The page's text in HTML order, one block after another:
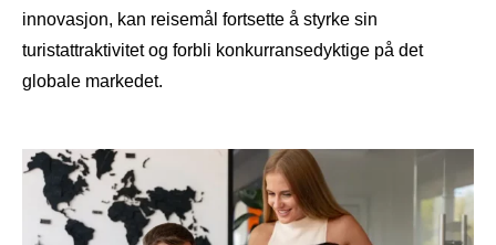
innovasjon, kan reisemål fortsette å styrke sin
turistattraktivitet og forbli konkurransedyktige på det
globale markedet.